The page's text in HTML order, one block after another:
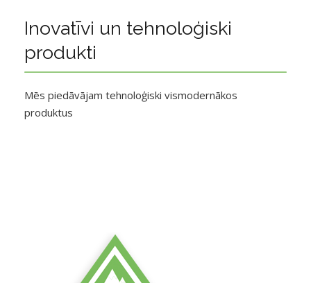
Inovatīvi un tehnoloģiski
produkti
Mēs piedāvājam tehnoloģiski vismodernākos
produktus